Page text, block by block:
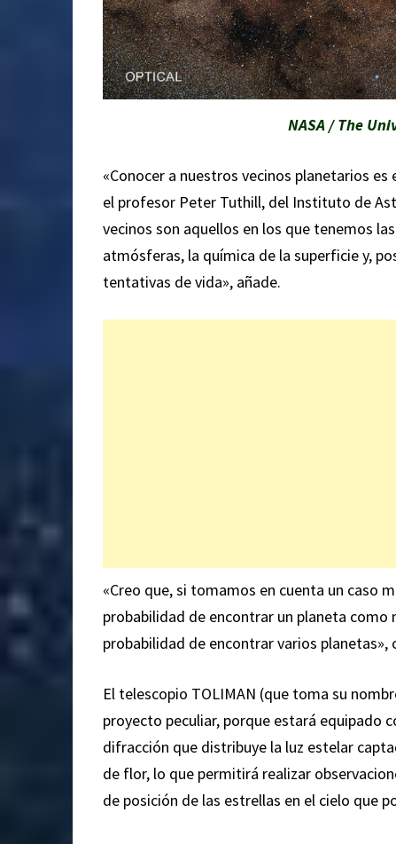
NASA / The
«Conocer a nuestros vecinos planetarios
el profesor Peter Tuthill, del Instituto de
vecinos son aquellos en los que tenemos
atmósferas, la química de la superficie y,
tentativas de vida», añade.
«Creo que, si tomamos en cuenta un caso
probabilidad de encontrar un planeta
probabilidad de encontrar varios planetas»,
El telescopio TOLIMAN (que toma su
proyecto peculiar, porque estará equipado
difracción que distribuye la luz estelar
de flor, lo que permitirá realizar
de posición de las estrellas en el cielo que